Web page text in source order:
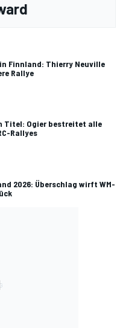
Finnland: Thierry Neuville
Rallye
Titel: Ogier bestreitet alle
Rallyes
2026: Überschlag wirft WM-